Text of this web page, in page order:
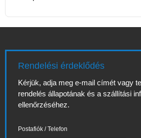
Rendelési érdeklődés
Kérjük, adja meg e-mail címét vagy
rendelés állapotának és a szállítási
ellenőrzéséhez.
Postafiók / Telefon